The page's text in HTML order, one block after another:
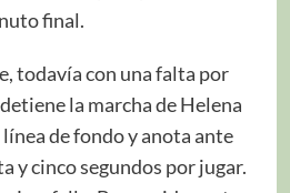
final.
todavía con una falta por
la marcha de Helena
de fondo y anota ante
y cinco segundos por jugar.